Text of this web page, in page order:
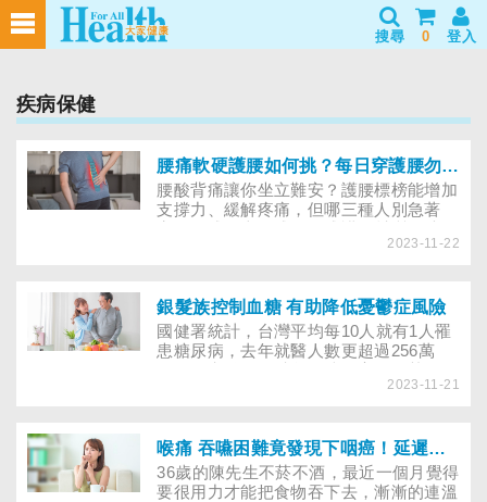
搜尋 0 登入
疾病保健
腰痛軟硬護腰如何挑？每日穿護腰勿超過8小時，6個NG行為別犯
腰酸背痛讓你坐立難安？護腰標榜能增加
支撐力、緩解疼痛，但哪三種人別急著
能、適用對象差在哪？具遠紅外線、溫
2023-11-22
銀髮族控制血糖 有助降低憂鬱症風險
國健署統計，台灣平均每10人就有1人罹
患糖尿病，去年就醫人數更超過256萬
歲以上長者，可對大腦健康產生正面影
2023-11-21
喉痛 吞嚥困難竟發現下咽癌！延遲發現恐氣切或轉移至頸部
36歲的陳先生不菸不酒，最近一個月覺得
要很用力才能把食物吞下去，漸漸的連溫